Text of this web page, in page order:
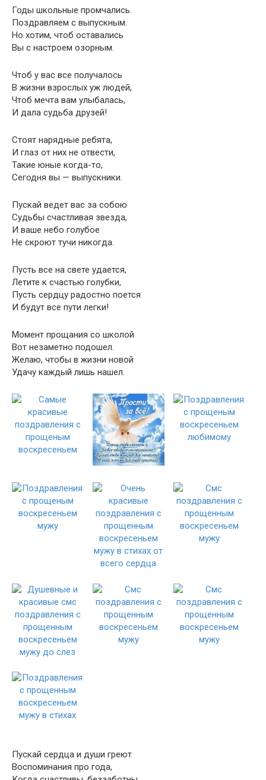
Годы школьные промчались.
Поздравляем с выпускным.
Но хотим, чтоб оставались
Вы с настроем озорным.
Чтоб у вас все получалось
В жизни взрослых уж людей,
Чтоб мечта вам улыбалась,
И дала судьба друзей!
Стоят нарядные ребята,
И глаз от них не отвести,
Такие юные когда-то,
Сегодня вы — выпускники.
Пускай ведет вас за собою
Судьбы счастливая звезда,
И ваше небо голубое
Не скроют тучи никогда.
Пусть все на свете удается,
Летите к счастью голубки,
Пусть сердцу радостно поется
И будут все пути легки!
Момент прощания со школой
Вот незаметно подошел.
Желаю, чтобы в жизни новой
Удачу каждый лишь нашел.
Пускай сердца и души греют
Воспоминания про года,